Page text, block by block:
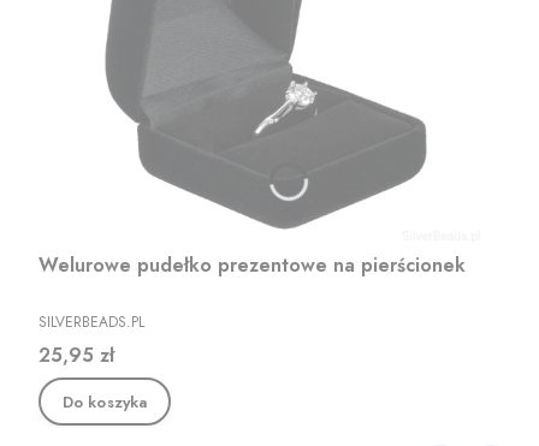
Welurowe pudełko prezentowe na pierścionek
PRODUCENT
SILVERBEADS.PL
Cena
25,95 zł
Do koszyka